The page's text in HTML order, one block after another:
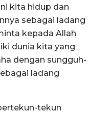
kita hidup dan
sebagai ladang
kepada Allah
dunia kita yang
dengan sungguh-
ladang
tekun